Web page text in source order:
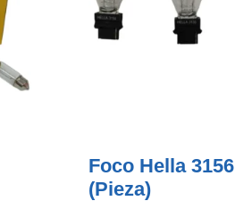
Foco Hella 3156
(pieza)